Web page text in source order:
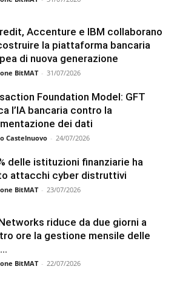
Accenture e IBM collaborano
la piattaforma bancaria
di nuova generazione
BitMAT - 31/07/2026
Foundation Model: GFT
l’IA bancaria contro la
dei dati
Castelnuovo - 24/07/2026
delle istituzioni finanziarie ha
attacchi cyber distruttivi
BitMAT - 23/07/2026
riduce da due giorni a
ore la gestione mensile delle
BitMAT - 22/07/2026